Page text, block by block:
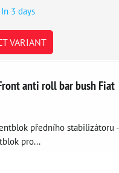
In 3 days
VARIANT
anti roll bar bush Fiat
předního stabilizátoru -
pro...